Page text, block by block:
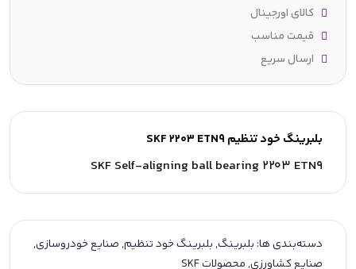
بلبرینگ خود تنظیم SKF 2203 ETN9
SKF Self-aligning ball bearing 2203 ETN9
دسته‌بندی ها: بلبرینگ,بلبرینگ خود تنظیم,صنایع خودروسازی,
صنایع کشاورزی,محصولات SKF
کالای اورجینال
قیمت مناسب
ارسال سریع